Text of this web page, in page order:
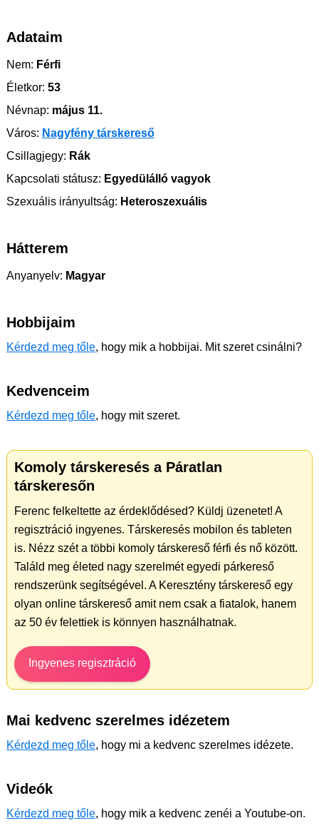
Adataim
Nem: Férfi
Életkor: 53
Névnap: május 11.
Város: Nagyfény társkereső
Csillagjegy: Rák
Kapcsolati státusz: Egyedülálló vagyok
Szexuális irányultság: Heteroszexuális
Hátterem
Anyanyelv: Magyar
Hobbijaim
Kérdezd meg tőle, hogy mik a hobbijai. Mit szeret csinálni?
Kedvenceim
Kérdezd meg tőle, hogy mit szeret.
Komoly társkeresés a Páratlan
társkeresőn
Ferenc felkeltette az érdeklődésed? Küldj üzenetet! A
regisztráció ingyenes. Társkeresés mobilon és tableten
is. Nézz szét a többi komoly társkereső férfi és nő között.
Találd meg életed nagy szerelmét egyedi párkereső
rendszerünk segítségével. A Keresztény társkereső egy
olyan online társkereső amit nem csak a fiatalok, hanem
az 50 év felettiek is könnyen használhatnak.
Ingyenes regisztráció
Mai kedvenc szerelmes idézetem
Kérdezd meg tőle, hogy mi a kedvenc szerelmes idézete.
Videók
Kérdezd meg tőle, hogy mik a kedvenc zenéi a Youtube-on.